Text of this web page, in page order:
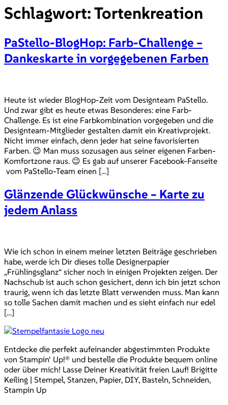
Schlagwort:Tortenkreation
PaStello-BlogHop: Farb-Challenge –
Dankeskarte in vorgegebenen Farben
Heute ist wieder BlogHop-Zeit vom Designteam PaStello.
Und zwar gibt es heute etwas Besonderes: eine Farb-
Challenge. Es ist eine Farbkombination vorgegeben und die
Designteam-Mitglieder gestalten damit ein Kreativprojekt.
Nicht immer einfach, denn jeder hat seine favorisierten
Farben. 😉 Man muss sozusagen aus seiner eigenen Farben-
Komfortzone raus. 😉 Es gab auf unserer Facebook-Fanseite
vom PaStello-Team einen […]
Glänzende Glückwünsche – Karte zu
jedem Anlass
Wie ich schon in einem meiner letzten Beiträge geschrieben
habe, werde ich Dir dieses tolle Designerpapier
„Frühlingsglanz“ sicher noch in einigen Projekten zeigen. Der
Nachschub ist auch schon gesichert, denn ich bin jetzt schon
traurig, wenn ich das letzte Blatt verwenden muss. Man kann
so tolle Sachen damit machen und es sieht einfach nur edel
[…]
Entdecke die perfekt aufeinander abgestimmten Produkte
von Stampin‘ Up!® und bestelle die Produkte bequem online
oder über mich! Lasse Deiner Kreativität freien Lauf! Brigitte
Keiling | Stempel, Stanzen, Papier, DIY, Basteln, Schneiden,
Stampin Up